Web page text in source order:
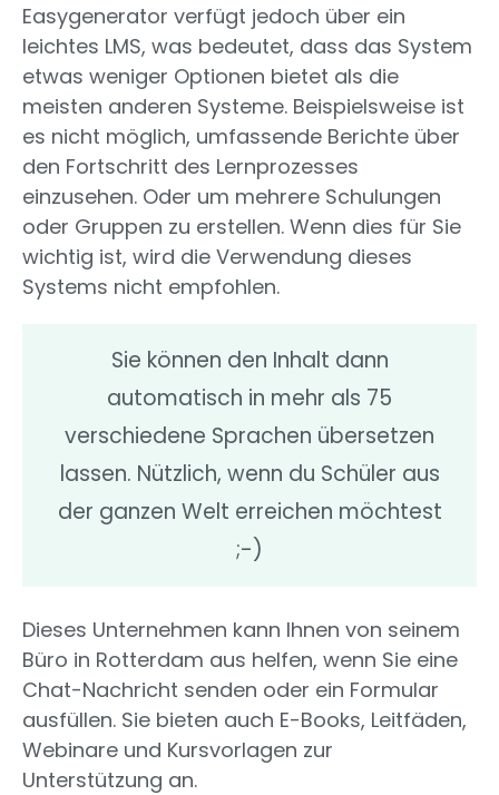
Easygenerator verfügt jedoch über ein
leichtes LMS, was bedeutet, dass das System
etwas weniger Optionen bietet als die
meisten anderen Systeme. Beispielsweise ist
es nicht möglich, umfassende Berichte über
den Fortschritt des Lernprozesses
einzusehen. Oder um mehrere Schulungen
oder Gruppen zu erstellen. Wenn dies für Sie
wichtig ist, wird die Verwendung dieses
Systems nicht empfohlen.
Sie können den Inhalt dann
automatisch in mehr als 75
verschiedene Sprachen übersetzen
lassen. Nützlich, wenn du Schüler aus
der ganzen Welt erreichen möchtest
;-)
Dieses Unternehmen kann Ihnen von seinem
Büro in Rotterdam aus helfen, wenn Sie eine
Chat-Nachricht senden oder ein Formular
ausfüllen. Sie bieten auch E-Books, Leitfäden,
Webinare und Kursvorlagen zur
Unterstützung an.